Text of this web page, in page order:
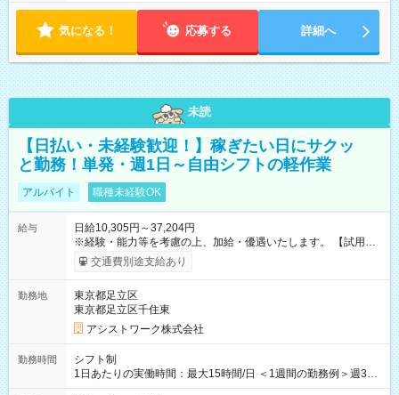
気になる！ 応募する 詳細へ
未読
【日払い・未経験歓迎！】稼ぎたい日にサクッ
と勤務！単発・週1日～自由シフトの軽作業
アルバイト 職種未経験OK
給与
日給10,305円～37,204円
※経験・能力等を考慮の上、加給・優遇いたします。 【試用期
間】試用期間なし
交通費別途支給あり
勤務地
東京都足立区
東京都足立区千住東
アシストワーク株式会社
勤務時間
シフト制
1日あたりの実働時間：最大15時間/日 ＜1週間の勤務例＞週3回
勤務 勤務：月・水・金 休み：火・木・土・日 好きな時にお仕事